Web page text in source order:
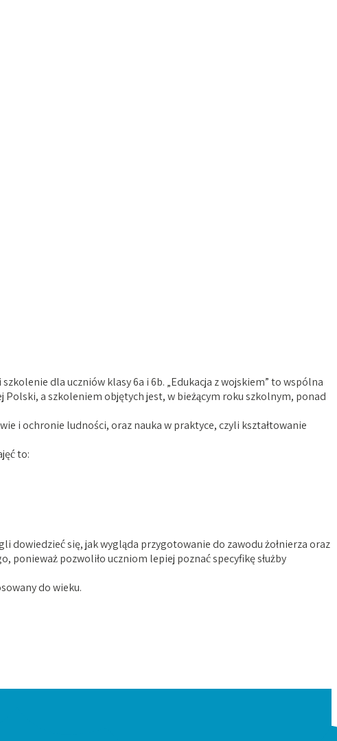
dla uczniów klasy 6a i 6b. „Edukacja z wojskiem” to wspólna
Polski, a szkoleniem objętych jest, w bieżącym roku szkolnym, ponad
i ochronie ludności, oraz nauka w praktyce, czyli kształtowanie
to:
dowiedzieć się, jak wygląda przygotowanie do zawodu żołnierza oraz
ponieważ pozwoliło uczniom lepiej poznać specyfikę służby
do wieku.